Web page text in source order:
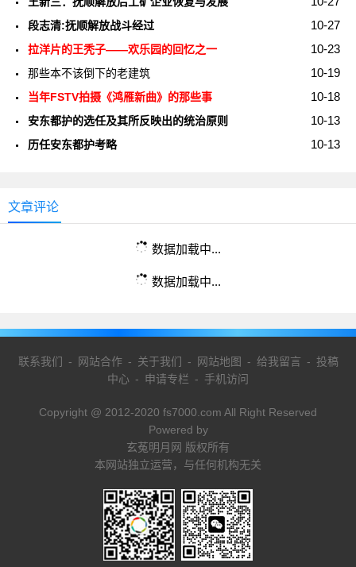
10-27
段志清:抚顺解放战斗经过
10-23
拉洋片的王秃子——欢乐园的回忆之一
10-19
那些本不该倒下的老建筑
10-18
当年FSTV拍摄《鸿雁新曲》的那些事
10-13
安东都护的选任及其所反映出的统治原则
10-13
历任安东都护考略
文章评论
数据加载中...
数据加载中...
联系我们 - 网站合作- 关于我们 - 网站地图 - 给我留言 - 投稿
中心 - 申请专栏 - 手机访问
Copyright @ 2012-2020 fs7000.com All Right Reserved
Powered by
玄菟明月网 版权所有
本网站独立运营，与任何机构无关